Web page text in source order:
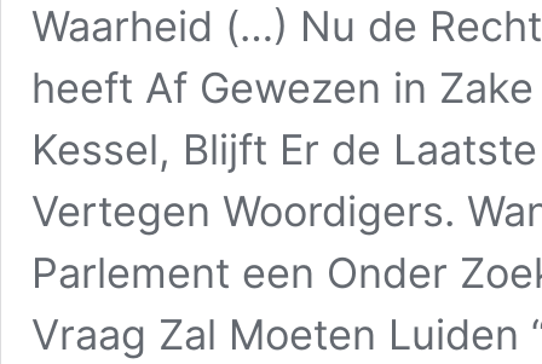
Waarheid (…) Nu de
heeft Af Gewezen in
Kessel, Blijft Er de
Vertegen Woordigers.
Parlement een Onder
Vraag Zal Moeten Luiden